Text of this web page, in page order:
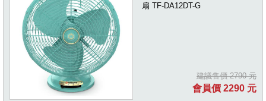
扇 TF-DA12DT-G
建議售價 2790 元
會員價 2290 元